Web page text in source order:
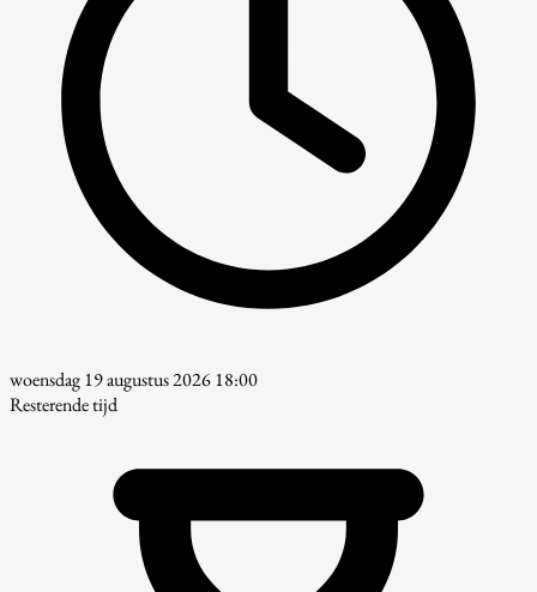
woensdag 19 augustus 2026 18:00
Resterende tijd